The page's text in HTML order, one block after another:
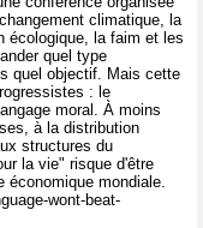
climatique, la
écologique, la faim et les
quel type
quel objectif. Mais cette
: le
moral. À moins
à la distribution
structures du
la vie" risque d'être
économique mondiale.
wont-beat-